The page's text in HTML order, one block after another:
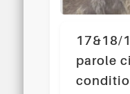
17&18/
parole